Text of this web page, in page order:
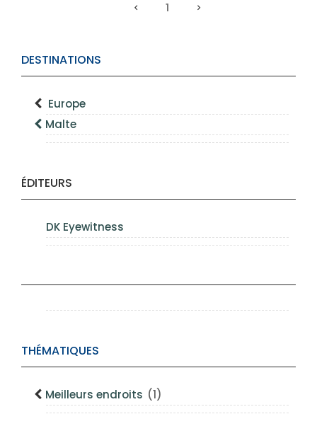
DESTINATIONS
Europe
Malte
ÉDITEURS
DK Eyewitness
THÉMATIQUES
Meilleurs endroits (1)
1